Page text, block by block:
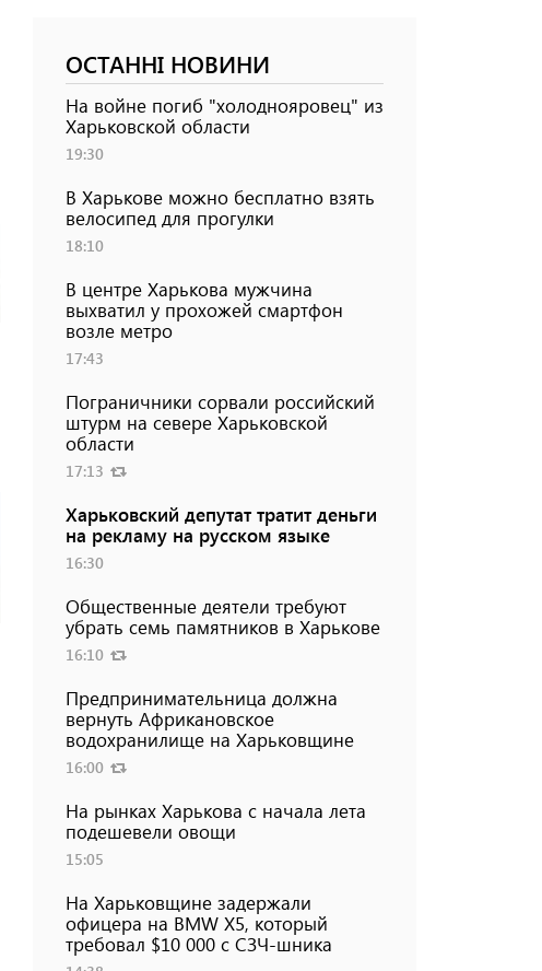
ОСТАННІ НОВИНИ
На войне погиб "холоднояровец" из
Харьковской области
19:30
В Харькове можно бесплатно взять
велосипед для прогулки
18:10
В центре Харькова мужчина
выхватил у прохожей смартфон
возле метро
17:43
Пограничники сорвали российский
штурм на севере Харьковской
области
17:13
Харьковский депутат тратит деньги
на рекламу на русском языке
16:30
Общественные деятели требуют
убрать семь памятников в Харькове
16:10
Предпринимательница должна
вернуть Африкановское
водохранилище на Харьковщине
16:00
На рынках Харькова с начала лета
подешевели овощи
15:05
На Харьковщине задержали
офицера на BMW Х5, который
требовал $10 000 с СЗЧ-шника